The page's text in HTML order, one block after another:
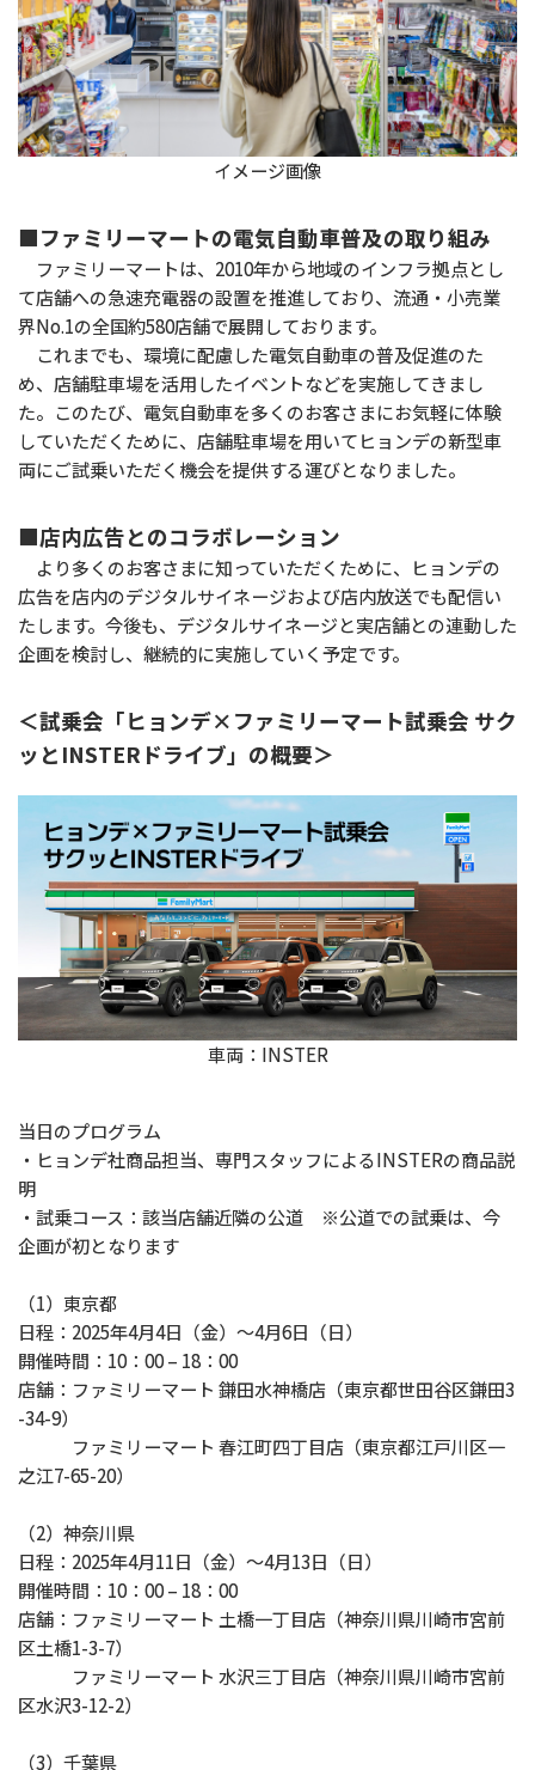
イメージ画像
■ファミリーマートの電気自動車普及の取り組み
ファミリーマートは、2010年から地域のインフラ拠点とし
て店舗への急速充電器の設置を推進しており、流通・小売業
界No.1の全国約580店舗で展開しております。
これまでも、環境に配慮した電気自動車の普及促進のた
め、店舗駐車場を活用したイベントなどを実施してきまし
た。このたび、電気自動車を多くのお客さまにお気軽に体験
していただくために、店舗駐車場を用いてヒョンデの新型車
両にご試乗いただく機会を提供する運びとなりました。
■店内広告とのコラボレーション
より多くのお客さまに知っていただくために、ヒョンデの
広告を店内のデジタルサイネージおよび店内放送でも配信い
たします。今後も、デジタルサイネージと実店舗との連動した
企画を検討し、継続的に実施していく予定です。
＜試乗会「ヒョンデ×ファミリーマート試乗会 サク
ッとINSTERドライブ」の概要＞
車両：INSTER
当日のプログラム
・ヒョンデ社商品担当、専門スタッフによるINSTERの商品説
明
・試乗コース：該当店舗近隣の公道 ※公道での試乗は、今
企画が初となります
（1）東京都
日程：2025年4月4日（金）〜4月6日（日）
開催時間：10：00 – 18：00
店舗：ファミリーマート 鎌田水神橋店（東京都世田谷区鎌田3
-34-9）
ファミリーマート 春江町四丁目店（東京都江戸川区一
之江7-65-20）
（2）神奈川県
日程：2025年4月11日（金）〜4月13日（日）
開催時間：10：00 – 18：00
店舗：ファミリーマート 土橋一丁目店（神奈川県川崎市宮前
区土橋1-3-7）
ファミリーマート 水沢三丁目店（神奈川県川崎市宮前
区水沢3-12-2）
（3）千葉県